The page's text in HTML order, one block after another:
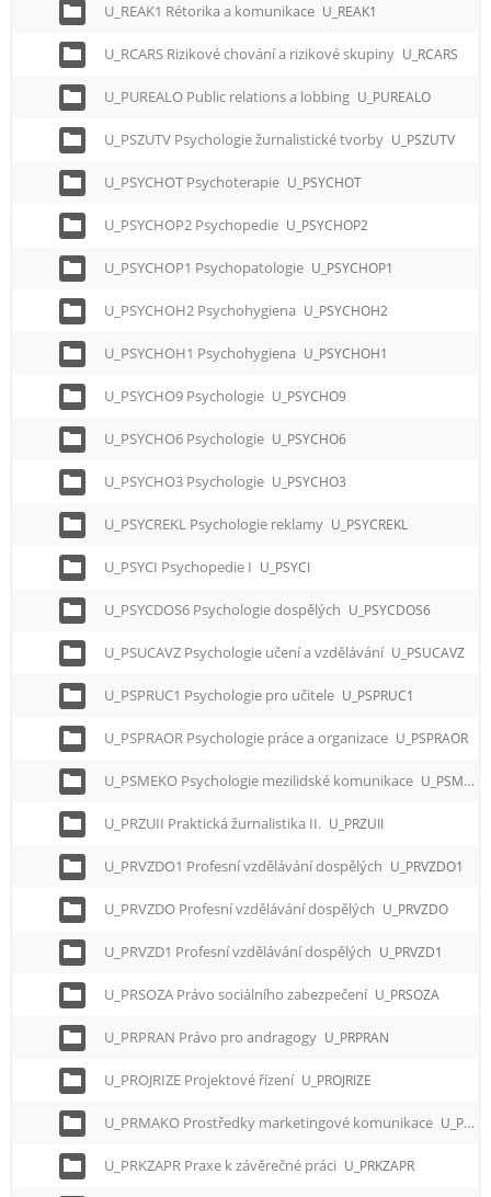
U_REAK1 Rétorika a komunikace U_REAK1
U_RCARS Rizikové chování a rizikové skupiny U_RCARS
U_PUREALO Public relations a lobbing U_PUREALO
U_PSZUTV Psychologie žurnalistické tvorby U_PSZUTV
U_PSYCHOT Psychoterapie U_PSYCHOT
U_PSYCHOP2 Psychopedie U_PSYCHOP2
U_PSYCHOP1 Psychopatologie U_PSYCHOP1
U_PSYCHOH2 Psychohygiena U_PSYCHOH2
U_PSYCHOH1 Psychohygiena U_PSYCHOH1
U_PSYCHO9 Psychologie U_PSYCHO9
U_PSYCHO6 Psychologie U_PSYCHO6
U_PSYCHO3 Psychologie U_PSYCHO3
U_PSYCREKL Psychologie reklamy U_PSYCREKL
U_PSYCI Psychopedie I U_PSYCI
U_PSYCDOS6 Psychologie dospělých U_PSYCDOS6
U_PSUCAVZ Psychologie učení a vzdělávání U_PSUCAVZ
U_PSPRUC1 Psychologie pro učitele U_PSPRUC1
U_PSPRAOR Psychologie práce a organizace U_PSPRAOR
U_PSMEKO Psychologie mezilidské komunikace U_PSMEKO
U_PRZUII Praktická žurnalistika II. U_PRZUII
U_PRVZDO1 Profesní vzdělávání dospělých U_PRVZDO1
U_PRVZDO Profesní vzdělávání dospělých U_PRVZDO
U_PRVZD1 Profesní vzdělávání dospělých U_PRVZD1
U_PRSOZA Právo sociálního zabezpečení U_PRSOZA
U_PRPRAN Právo pro andragogy U_PRPRAN
U_PROJRIZE Projektové řízení U_PROJRIZE
U_PRMAKO Prostředky marketingové komunikace U_PRMAKO
U_PRKZAPR Praxe k závěrečné práci U_PRKZAPR